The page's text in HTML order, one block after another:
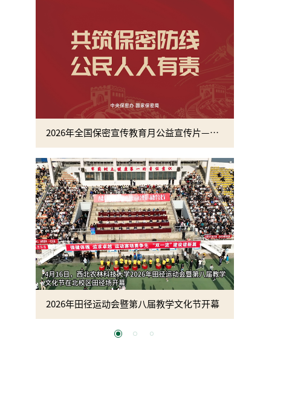
2026年全国保密宣传教育月公益宣传片—方寸之间
2026年田径运动会暨第八届教学文化节开幕